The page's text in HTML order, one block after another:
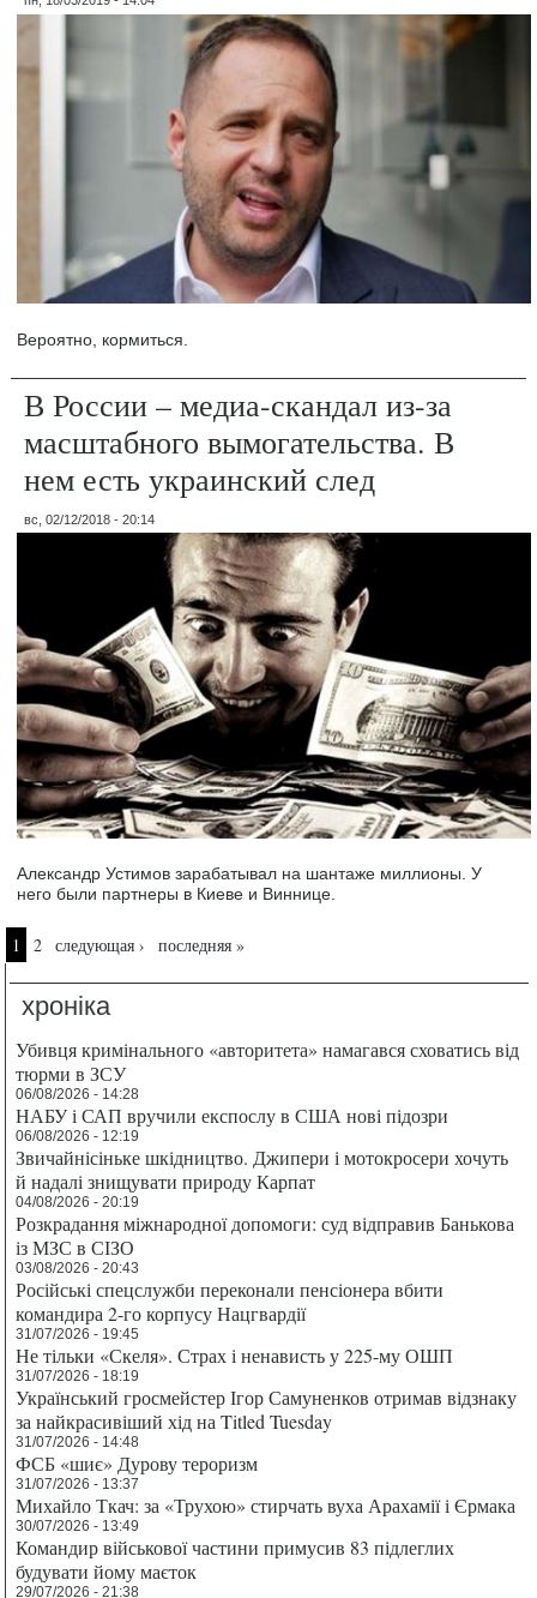
Вероятно, кормиться.
В России – медиа-скандал из-за
масштабного вымогательства. В
нем есть украинский след
вс, 02/12/2018 - 20:14
Александр Устимов зарабатывал на шантаже миллионы. У
него были партнеры в Киеве и Виннице.
Страницы
1 2 следующая › последняя »
хроніка
Убивця кримінального «авторитета» намагався сховатись від
тюрми в ЗСУ
06/08/2026 - 14:28
НАБУ і САП вручили експослу в США нові підозри
06/08/2026 - 12:19
Звичайнісіньке шкідництво. Джипери і мотокросери хочуть
й надалі знищувати природу Карпат
04/08/2026 - 20:19
Розкрадання міжнародної допомоги: суд відправив Банькова
із МЗС в СІЗО
03/08/2026 - 20:43
Російські спецслужби переконали пенсіонера вбити
командира 2-го корпусу Нацгвардії
31/07/2026 - 19:45
Не тільки «Скеля». Страх і ненависть у 225-му ОШП
31/07/2026 - 18:19
Український гросмейстер Ігор Самуненков отримав відзнаку
за найкрасивіший хід на Titled Tuesday
31/07/2026 - 14:48
ФСБ «шиє» Дурову тероризм
31/07/2026 - 13:37
Михайло Ткач: за «Трухою» стирчать вуха Арахамії і Єрмака
30/07/2026 - 13:49
Командир військової частини примусив 83 підлеглих
будувати йому маєток
29/07/2026 - 21:38